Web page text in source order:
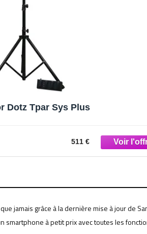
Dotz Tpar Sys Plus
511 €
jamais grâce à la dernière mise à jour de
smartphone à petit prix avec toutes les